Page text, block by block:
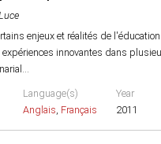
enjeux et réalités de
innovantes dans
Language(s)
Anglais, Français
Year
2011